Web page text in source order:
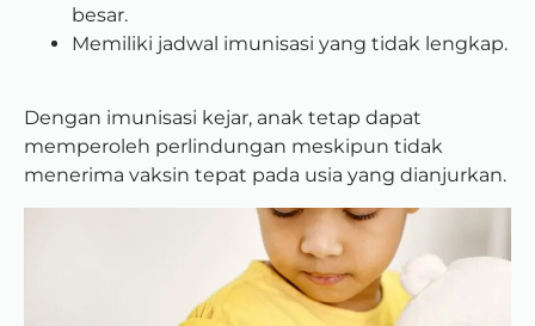
besar.
Memiliki jadwal imunisasi yang tidak lengkap.
Dengan imunisasi kejar, anak tetap dapat
memperoleh perlindungan meskipun tidak
menerima vaksin tepat pada usia yang dianjurkan.